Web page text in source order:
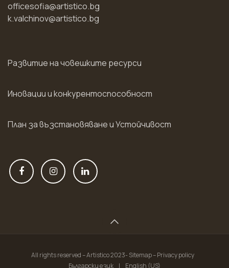
officesofia@artistico.bg
k.valchinov@artistico.bg
Развитие на човешките ресурси
Иновации и конкурентоспособност
План за възстановяване и Устойчивост
All rights reserved – Artistico 2023- Sitemap – Privacy policy
Български език
| English (US)